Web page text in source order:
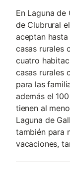
En Laguna de
de Clubrural
aceptan
casas rurales
cuatro
casas rurales
para las
además el
tienen al
Laguna de
también para
vacaciones,